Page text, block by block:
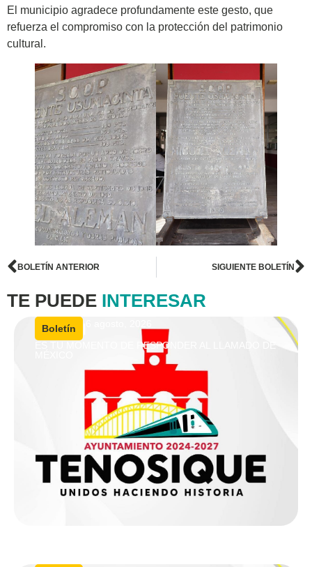
El municipio agradece profundamente este gesto, que
refuerza el compromiso con la protección del patrimonio
cultural.
BOLETÍN ANTERIOR SIGUIENTE BOLETÍN
TE PUEDE INTERESAR
Boletín
ES TU MOMENTO DE RESPONDER AL LLAMADO DE